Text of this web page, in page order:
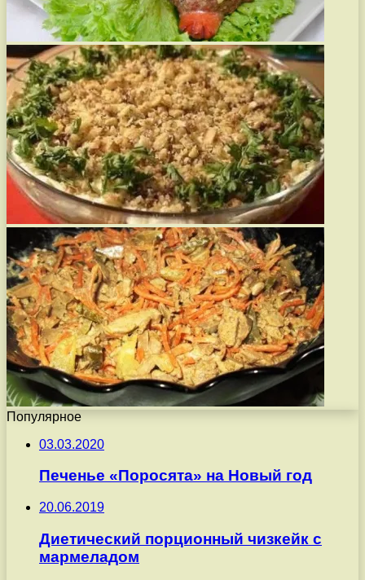
Популярное
03.03.2020
Печенье «Поросята» на Новый год
20.06.2019
Диетический порционный чизкейк с
мармеладом